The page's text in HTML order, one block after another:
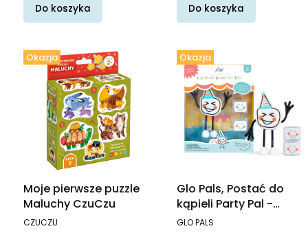
Do koszyka Do koszyka
Okazja
Moje pierwsze puzzle
Maluchy CzuCzu
PRODUCENT
CZUCZU
Okazja
Glo Pals, Postać do
kąpieli Party Pal -
zestaw z dwiema
PRODUCENT
GLO PALS